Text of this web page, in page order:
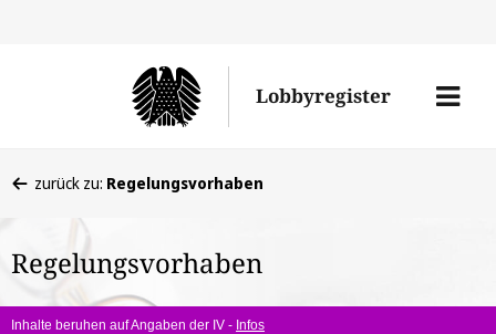
Lobbyregister
Menü
befinden
hier:
zurück zu: Regelungsvorhaben
Regelungsvorhaben
Inhalte beruhen auf Angaben der IV - Infos